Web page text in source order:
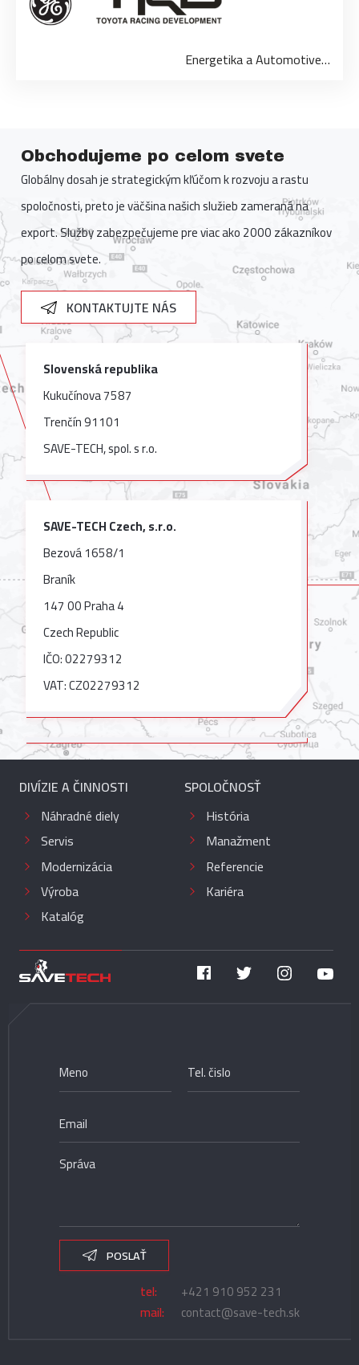
Energetika a Automotive…
Obchodujeme po celom svete
Globálny dosah je strategickým kľúčom k rozvoju a rastu
spoločnosti, preto je väčšina našich služieb zameraná na
export. Služby zabezpečujeme pre viac ako 2000 zákazníkov
po celom svete.
KONTAKTUJTE NÁS
Slovenská republika
Kukučínova 7587
Trenčín 91101
SAVE-TECH, spol. s r.o.
SAVE-TECH Czech, s.r.o.
Bezová 1658/1
Braník
147 00 Praha 4
Czech Republic
IČO: 02279312
VAT: CZ02279312
DIVÍZIE A ČINNOSTI
Náhradné diely
Servis
Modernizácia
Výroba
Katalóg
SPOLOČNOSŤ
História
Manažment
Referencie
Kariéra
POSLAŤ
tel:
+421 910 952 231
mail:
contact@save-tech.sk